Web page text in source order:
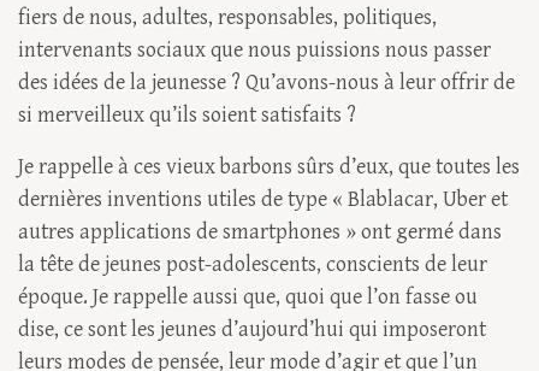
fiers de nous, adultes, responsables, politiques,
intervenants sociaux que nous puissions nous passer
des idées de la jeunesse ? Qu’avons-nous à leur offrir de
si merveilleux qu’ils soient satisfaits ?
Je rappelle à ces vieux barbons sûrs d’eux, que toutes les
dernières inventions utiles de type « Blablacar, Uber et
autres applications de smartphones » ont germé dans
la tête de jeunes post-adolescents, conscients de leur
époque. Je rappelle aussi que, quoi que l’on fasse ou
dise, ce sont les jeunes d’aujourd’hui qui imposeront
leurs modes de pensée, leur mode d’agir et que l’un